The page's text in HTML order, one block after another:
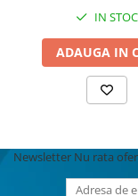
IN STOC
ADAUGA IN
Newsletter Nu rata